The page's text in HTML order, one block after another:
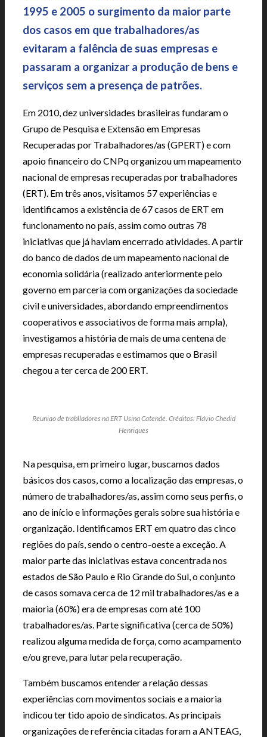
1995 e 2005 o surgimento da maior parte
dos casos em que trabalhadores/as
evitaram a falência de suas empresas e
passaram a organizar a produção de bens e
serviços sem a presença de patrões.
Em 2010, dez universidades brasileiras fundaram o
Grupo de Pesquisa e Extensão em Empresas
Recuperadas por Trabalhadores/as (GPERT) e com
apoio financeiro do CNPq organizou um mapeamento
nacional de empresas recuperadas por trabalhadores
(ERT). Em três anos, visitamos 57 experiências e
identificamos a existência de 67 casos de ERT em
funcionamento no país, assim como outras 78
iniciativas que já haviam encerrado atividades. A partir
do banco de dados de um mapeamento nacional de
economia solidária (realizado anteriormente pelo
governo em parceria com organizações da sociedade
civil e universidades, abordando empreendimentos
cooperativos e associativos de forma mais ampla),
investigamos a história de mais de uma centena de
empresas recuperadas e estimamos que o Brasil
chegou a ter cerca de 200 ERT.
Reuniao de trablladores na ERT Usina Catende. Créditos: Flávio Chedid
Henriques
Na pesquisa, em primeiro lugar, buscamos dados
básicos dos casos, como a localização das empresas, o
número de trabalhadores/as, assim como seus perfis, o
ano de início e informações gerais sobre sua história e
organização. Identificamos ERT em quatro das cinco
regiões do país, sendo o centro-oeste a exceção. A
maior parte das iniciativas estava concentrada nos
estados de São Paulo e Rio Grande do Sul, o conjunto
de casos somava cerca de 12 mil trabalhadores/as e a
maioria (60%) era de empresas com até 100
trabalhadores/as. Parte significativa (cerca de 50%)
realizou alguma medida de força, como acampamento
e/ou greve, para lutar pela recuperação.
Também buscamos entender a relação dessas
experiências com movimentos sociais e a maioria
indicou ter tido apoio de sindicatos. As principais
organizações de referência citadas foram a ANTEAG,